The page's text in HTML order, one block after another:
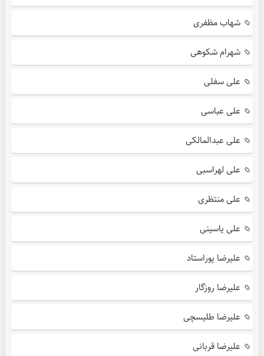
شهاب مظفری
شهرام شکوهی
علی سفلی
علی عباسی
علی عبدالمالکی
علی لهراسبی
علی منتظری
علی یاسینی
علیرضا پوراستاد
علیرضا روزگار
علیرضا طلیسچی
علیرضا قربانی